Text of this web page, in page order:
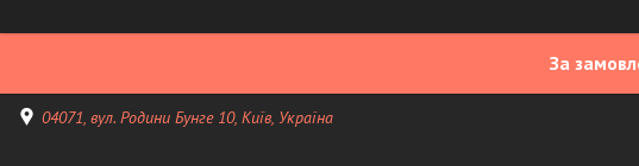
За
04071, вул. Родини Бунге 10, Київ, Україна